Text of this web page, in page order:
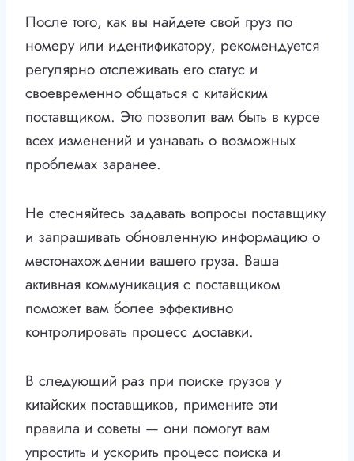
После того, как вы найдете свой груз по
номеру или идентификатору, рекомендуется
регулярно отслеживать его статус и
своевременно общаться с китайским
поставщиком. Это позволит вам быть в курсе
всех изменений и узнавать о возможных
проблемах заранее.
Не стесняйтесь задавать вопросы поставщику
и запрашивать обновленную информацию о
местонахождении вашего груза. Ваша
активная коммуникация с поставщиком
поможет вам более эффективно
контролировать процесс доставки.
В следующий раз при поиске грузов у
китайских поставщиков, примените эти
правила и советы — они помогут вам
упростить и ускорить процесс поиска и